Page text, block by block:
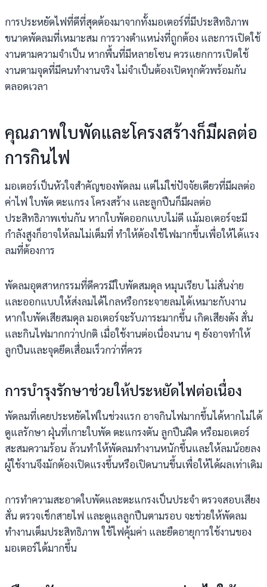
การประหยัดไฟที่ดีที่สุดต้องมาจากทั้งมอเตอร์ที่มีประสิทธิภาพ
ขนาดพัดลมที่เหมาะสม การวางตำแหน่งที่ถูกต้อง และการเปิดใช้
งานตามความจำเป็น หากพื้นที่มีหลายโซน ควรแยกการเปิดใช้
งานตามจุดที่มีคนทำงานจริง ไม่จำเป็นต้องเปิดทุกตัวพร้อมกัน
ตลอดเวลา
คุณภาพใบพัดและโครงสร้างก็มีผลต่อ
การกินไฟ
มอเตอร์เป็นหัวใจสำคัญของพัดลม แต่ไม่ใช่ปัจจัยเดียวที่มีผลต่อ
ค่าไฟ ใบพัด ตะแกรง โครงสร้าง และลูกปืนก็มีผลต่อ
ประสิทธิภาพเช่นกัน หากใบพัดออกแบบไม่ดี แม้มอเตอร์จะมี
กำลังสูงก็อาจให้ลมไม่เต็มที่ ทำให้ต้องใช้ไฟมากขึ้นเพื่อให้ได้แรง
ลมที่ต้องการ
พัดลมอุตสาหกรรมที่ดีควรมีใบพัดสมดุล หมุนเรียบ ไม่สั่นง่าย
และออกแบบให้ส่งลมได้ไกลหรือกระจายลมได้เหมาะกับงาน
หากใบพัดเสียสมดุล มอเตอร์จะรับภาระมากขึ้น เกิดเสียงดัง สั่น
และกินไฟมากกว่าปกติ เมื่อใช้งานต่อเนื่องนาน ๆ ยังอาจทำให้
ลูกปืนและจุดยึดเสื่อมเร็วกว่าที่ควร
การบำรุงรักษาช่วยให้ประหยัดไฟต่อเนื่อง
พัดลมที่เคยประหยัดไฟในช่วงแรก อาจกินไฟมากขึ้นได้หากไม่ได้
ดูแลรักษา ฝุ่นที่เกาะใบพัด ตะแกรงตัน ลูกปืนฝืด หรือมอเตอร์
สะสมความร้อน ล้วนทำให้พัดลมทำงานหนักขึ้นและให้ลมน้อยลง
ผู้ใช้งานจึงมักต้องเปิดแรงขึ้นหรือเปิดนานขึ้นเพื่อให้ได้ผลเท่าเดิม
การทำความสะอาดใบพัดและตะแกรงเป็นประจำ ตรวจสอบเสียง
สั่น ตรวจเช็กสายไฟ และดูแลลูกปืนตามรอบ จะช่วยให้พัดลม
ทำงานเต็มประสิทธิภาพ ใช้ไฟคุ้มค่า และยืดอายุการใช้งานของ
มอเตอร์ได้มากขึ้น